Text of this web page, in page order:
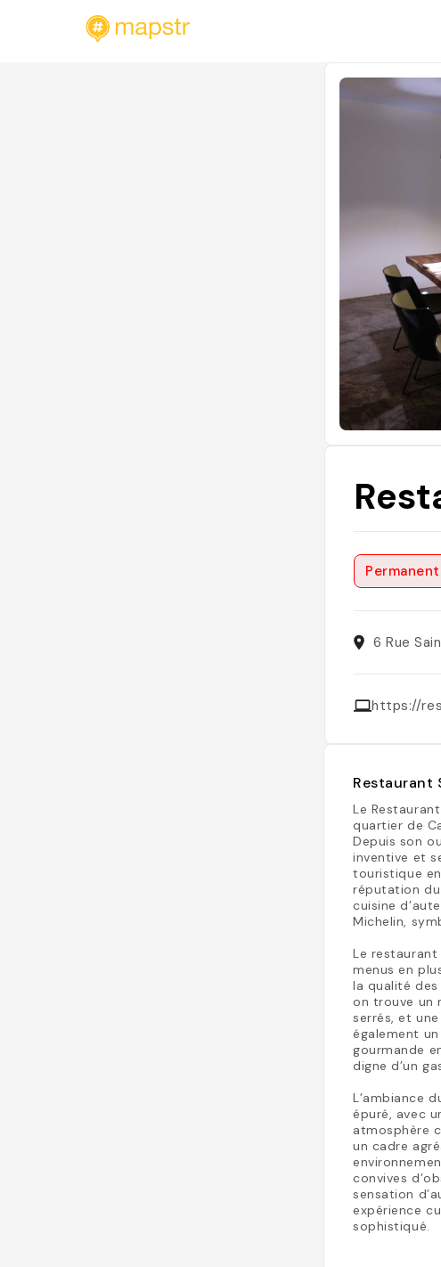
6 Rue
https://
Restaurant
Le
quartier de
Depuis son
inventive et
touristique
réputation
cuisine
Michelin,
Le
menus en
la qualité
on trouve un
serrés, et
également
gourmande
digne d’un
L’ambiance
épuré, avec
atmosphère
un cadre
convives
sensation
expérience
sophistiqué.